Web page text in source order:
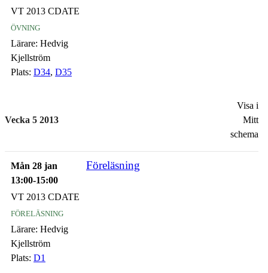
VT 2013 CDATE
övning
Lärare: Hedvig
Kjellström
Plats: D34, D35
Vecka 5 2013
Visa i
Mitt
schema
Mån 28 jan
13:00-15:00
Föreläsning
VT 2013 CDATE
föreläsning
Lärare: Hedvig
Kjellström
Plats: D1